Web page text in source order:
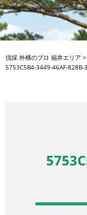
伐採 外構のプロ 福井エリア >
5753C5B4-3449-46AF-828B-